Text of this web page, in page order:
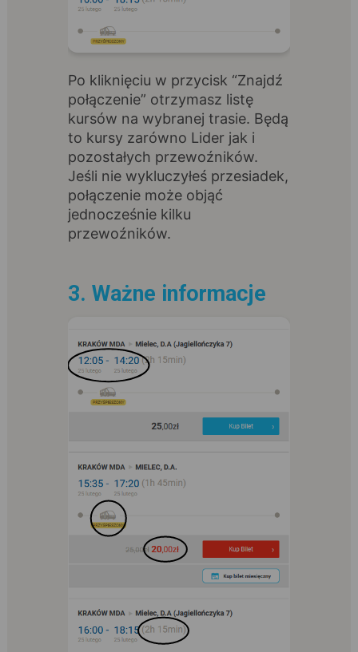
Po kliknięciu w przycisk “Znajdź
połączenie” otrzymasz listę
kursów na wybranej trasie. Będą
to kursy zarówno Lider jak i
pozostałych przewoźników.
Jeśli nie wykluczyłeś przesiadek,
połączenie może objąć
jednocześnie kilku
przewoźników.
3. Ważne informacje